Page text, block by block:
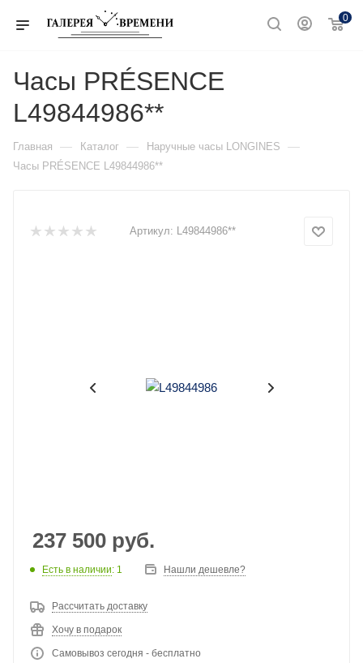
0
Часы PRÉSENCE
L49844986**
Главная — Каталог — Наручные часы LONGINES —
Часы PRÉSENCE L49844986**
Артикул: L49844986**
237 500 руб.
Есть в наличии: 1 Нашли дешевле?
Рассчитать доставку
Хочу в подарок
Самовывоз сегодня - бесплатно